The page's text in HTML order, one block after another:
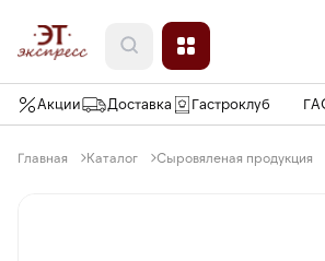
Акции Доставка Гастроклуб
Главная Каталог Сыровяленая продукция